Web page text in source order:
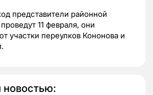
представители районной
11 февраля, они
участки переулков Кононова и
новостью: